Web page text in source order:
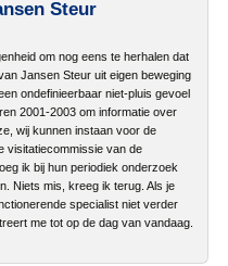
Steur
om nog eens te herhalen dat
Jansen Steur uit eigen beweging
ondefinieerbaar niet-pluis gevoel
2001-2003 om informatie over
wij kunnen instaan voor de
visitatiecommissie van de
ik bij hun periodiek onderzoek
Niets mis, kreeg ik terug. Als je
specialist niet verder
me tot op de dag van vandaag.